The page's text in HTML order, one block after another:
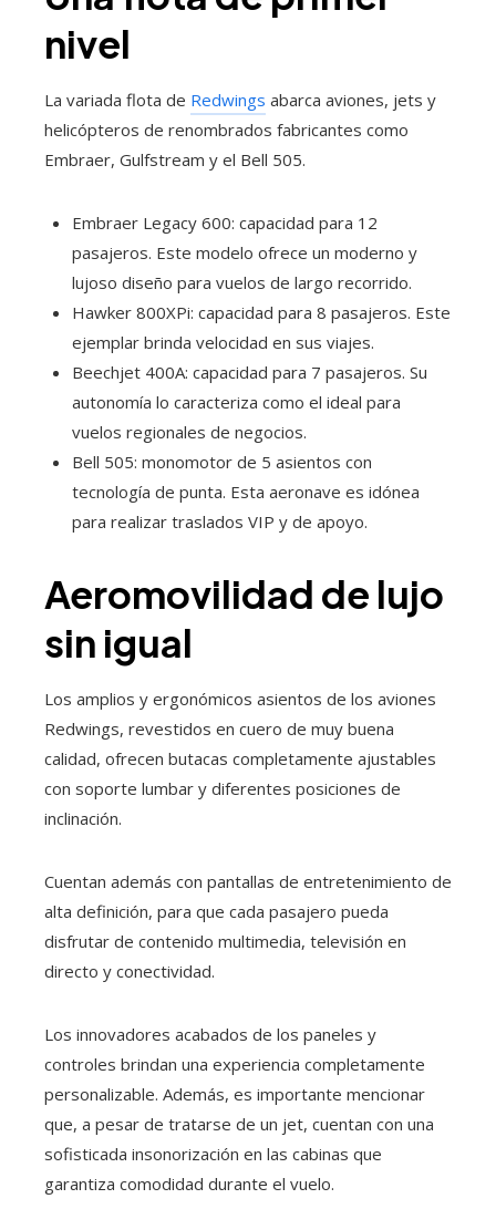
nivel
La variada flota de Redwings abarca aviones, jets y
helicópteros de renombrados fabricantes como
Embraer, Gulfstream y el Bell 505.
Embraer Legacy 600: capacidad para 12
pasajeros. Este modelo ofrece un moderno y
lujoso diseño para vuelos de largo recorrido.
Hawker 800XPi: capacidad para 8 pasajeros. Este
ejemplar brinda velocidad en sus viajes.
Beechjet 400A: capacidad para 7 pasajeros. Su
autonomía lo caracteriza como el ideal para
vuelos regionales de negocios.
Bell 505: monomotor de 5 asientos con
tecnología de punta. Esta aeronave es idónea
para realizar traslados VIP y de apoyo.
Aeromovilidad de lujo
sin igual
Los amplios y ergonómicos asientos de los aviones
Redwings, revestidos en cuero de muy buena
calidad, ofrecen butacas completamente ajustables
con soporte lumbar y diferentes posiciones de
inclinación.
Cuentan además con pantallas de entretenimiento de
alta definición, para que cada pasajero pueda
disfrutar de contenido multimedia, televisión en
directo y conectividad.
Los innovadores acabados de los paneles y
controles brindan una experiencia completamente
personalizable. Además, es importante mencionar
que, a pesar de tratarse de un jet, cuentan con una
sofisticada insonorización en las cabinas que
garantiza comodidad durante el vuelo.